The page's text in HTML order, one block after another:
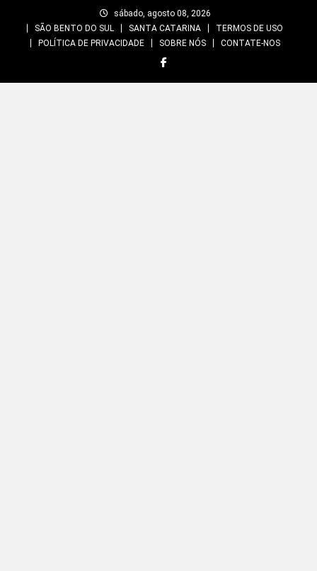
sábado, agosto 08, 2026
SÃO BENTO DO SUL
SANTA CATARINA
TERMOS DE USO
POLÍTICA DE PRIVACIDADE
SOBRE NÓS CONTATE-NOS